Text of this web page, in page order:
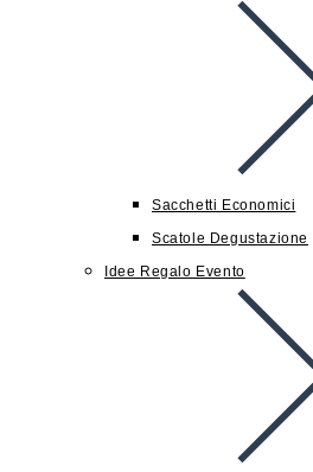
Sacchetti Economici
Scatole Degustazione
Idee Regalo Evento